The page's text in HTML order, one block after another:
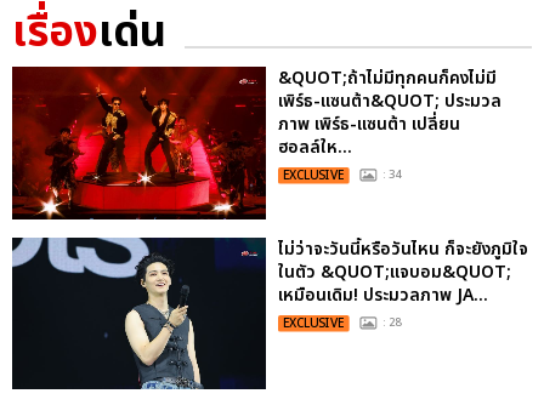
เรื่องเด่น
&QUOT;ถ้าไม่มีทุกคนก็คงไม่มี
เพิร์ธ-แซนต้า&QUOT; ประมวล
ภาพ เพิร์ธ-แซนต้า เปลี่ยน
ฮอลล์ให...
EXCLUSIVE : 34
ไม่ว่าจะวันนี้หรือวันไหน ก็จะยังภูมิใจ
ในตัว &QUOT;แจบอม&QUOT;
เหมือนเดิม! ประมวลภาพ JA...
EXCLUSIVE : 28